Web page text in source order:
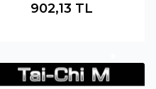
902,13 TL